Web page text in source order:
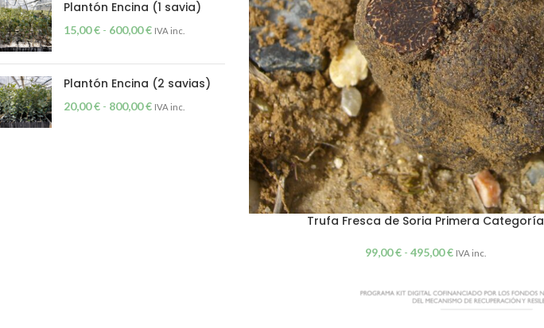
Plantón Encina (1 savia)
15,00€ - 600,00€ IVA inc.
Plantón Encina (2 savias)
20,00€ - 800,00€ IVA inc.
Trufa Fresca de Soria Primera Categoría
99,00€ - 495,00€ IVA inc.